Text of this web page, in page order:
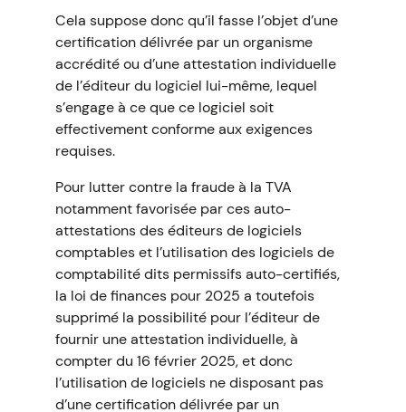
Cela suppose donc qu’il fasse l’objet d’une
certification délivrée par un organisme
accrédité ou d’une attestation individuelle
de l’éditeur du logiciel lui-même, lequel
s’engage à ce que ce logiciel soit
effectivement conforme aux exigences
requises.
Pour lutter contre la fraude à la TVA
notamment favorisée par ces auto-
attestations des éditeurs de logiciels
comptables et l’utilisation des logiciels de
comptabilité dits permissifs auto-certifiés,
la loi de finances pour 2025 a toutefois
supprimé la possibilité pour l’éditeur de
fournir une attestation individuelle, à
compter du 16 février 2025, et donc
l’utilisation de logiciels ne disposant pas
d’une certification délivrée par un